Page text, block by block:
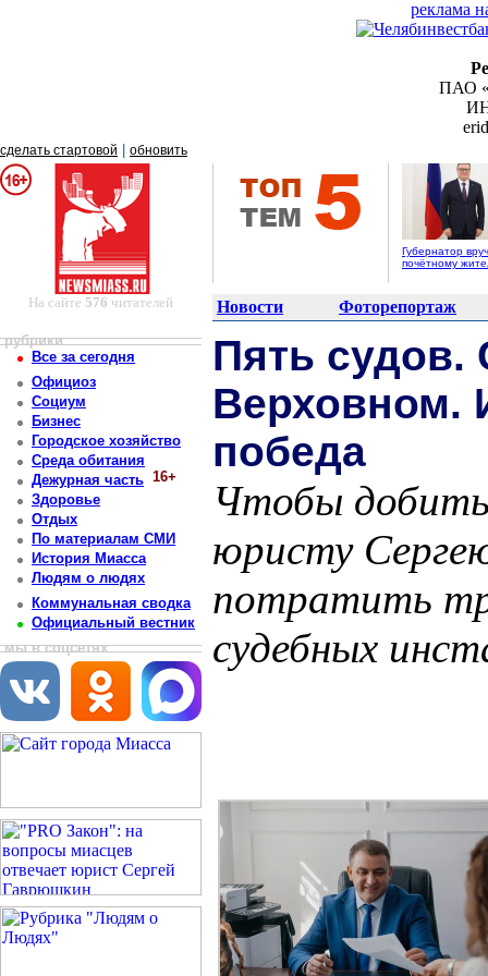
реклама
ПАО
сделать стартовой обновить
Губернатор
почётному
На сайте 576 читателей Новости Фоторепортаж
рубрики
Все за сегодня
Официоз
Социум
Бизнес
Городское хозяйство
Среда обитания
Дежурная часть 16+
Здоровье
Отдых
По материалам СМИ
История Миасса
Людям о людях
Коммунальная сводка
Официальный вестник
мы в соцсетях
Пять судов.
Верховном.
победа
Чтобы
юристу
потратить
судебных